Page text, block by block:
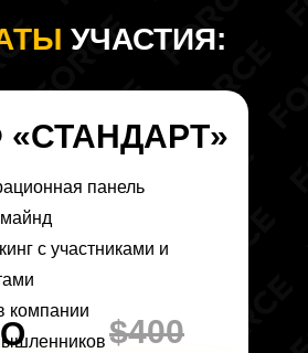
панель
с участниками и
компании
УЧАСТИЯ:
$400
«СТАНДАРТ»